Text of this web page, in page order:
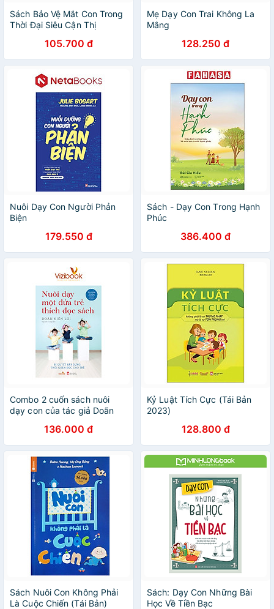
Sách Bảo Vệ Mắt Con Trong
Thời Đại Siêu Cận Thị
105.700 đ
Mẹ Dạy Con Trai Không La
Mắng
128.250 đ
Nuôi Dạy Con Người Phản
Biện
179.550 đ
Sách - Dạy Con Trong Hạnh
Phúc
386.400 đ
Combo 2 cuốn sách nuôi
dạy con của tác giả Doãn
Là Người Thầy Tốt và Nuôi
Dạy Một Đứa Trẻ Thích Đọc
Sách
136.000 đ
Kỷ Luật Tích Cực (Tái Bản
2023)
128.800 đ
Sách Nuôi Con Không Phải
Là Cuộc Chiến (Tái Bản)
Sách: Dạy Con Những Bài
Học Về Tiền Bạc